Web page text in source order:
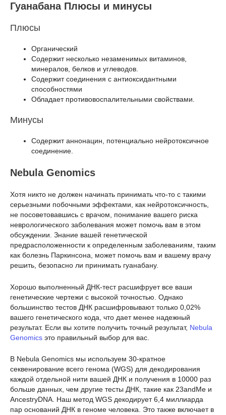
Гуанабана Плюсы и минусы
Плюсы
Органический
Содержит несколько незаменимых витаминов,
минералов, белков и углеводов.
Содержит соединения с антиоксидантными
способностями
Обладает противовоспалительными свойствами.
Минусы
Содержит аннонацин, потенциально нейротоксичное
соединение.
Nebula Genomics
Хотя никто не должен начинать принимать что-то с такими
серьезными побочными эффектами, как нейротоксичность,
не посоветовавшись с врачом, понимание вашего риска
неврологического заболевания может помочь вам в этом
обсуждении. Знание вашей генетической
предрасположенности к определенным заболеваниям, таким
как болезнь Паркинсона, может помочь вам и вашему врачу
решить, безопасно ли принимать гуанабану.
Хорошо выполненный ДНК-тест расшифрует все ваши
генетические чертежи с высокой точностью. Однако
большинство тестов ДНК расшифровывают только 0,02%
вашего генетического кода, что дает менее надежный
результат. Если вы хотите получить точный результат, Nebula
Genomics это правильный выбор для вас.
В Nebula Genomics мы используем 30-кратное
секвенирование всего генома (WGS) для декодирования
каждой отдельной нити вашей ДНК и получения в 10000 раз
больше данных, чем другие тесты ДНК, такие как 23andMe и
AncestryDNA. Наш метод WGS декодирует 6,4 миллиарда
пар оснований ДНК в геноме человека. Это также включает в